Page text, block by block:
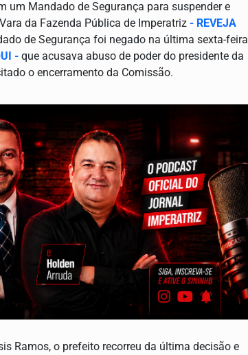
um Mandado de Segurança para suspender e
da Fazenda Pública de Imperatriz - REVEJA
de Segurança foi negado na última sexta-feira
- que acusava abuso de poder do presidente da
o encerramento da Comissão.
Ramos, o prefeito recorreu da última decisão e